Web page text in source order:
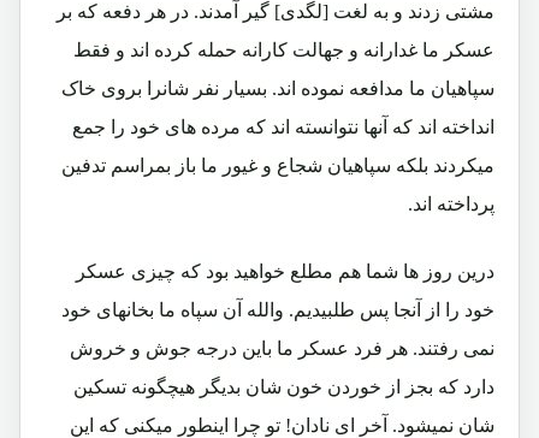
مشتی زدند و به لغت [لگدی] گیر آمدند. در هر دفعه که بر
عسکر ما غدارانه و جهالت کارانه حمله کرده اند و فقط
سپاهیان ما مدافعه نموده اند. بسیار نفر شانرا بروی خاک
انداخته اند که آنها نتوانسته اند که مرده های خود را جمع
میکردند بلکه سپاهیان شجاع و غیور ما باز بمراسم تدفین
پرداخته اند.
درین روز ها شما هم مطلع خواهید بود که چیزی عسکر
خود را از آنجا پس طلبیدیم. والله آن سپاه ما بخانهای خود
نمی رفتند. هر فرد عسکر ما باین درجه جوش و خروش
دارد که بجز از خوردن خون شان بدیگر هیچگونه تسکین
شان نمیشود. آخر ای نادان! تو چرا اینطور میکنی که این